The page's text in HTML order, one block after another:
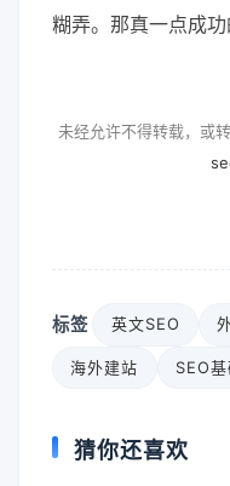
糊弄。那真一点成功
未经允许不得转载，或
标签 英文SEO
海外建站 SEO基
猜你还喜欢